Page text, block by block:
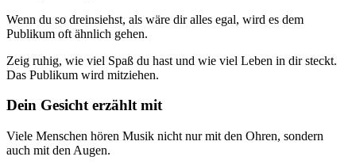
Wenn du so dreinsiehst, als wäre dir alles egal, wird es dem
Publikum oft ähnlich gehen.
Zeig ruhig, wie viel Spaß du hast und wie viel Leben in dir steckt.
Das Publikum wird mitziehen.
Dein Gesicht erzählt mit
Viele Menschen hören Musik nicht nur mit den Ohren, sondern
auch mit den Augen.